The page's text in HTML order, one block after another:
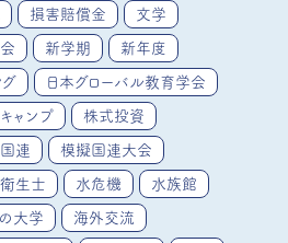
損害賠償金 文学
新学期 新年度
グ 日本グローバル教育学会
ャンプ 株式投資
連 模擬国連大会
生士 水危機 水族館
大学 海外交流